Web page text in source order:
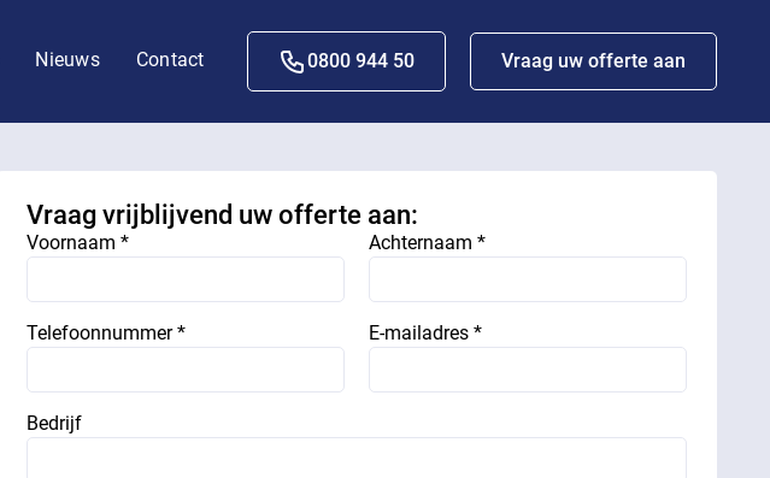
Nieuws Contact 0800 944 50 Vraag uw offerte aan
Vraag vrijblijvend uw offerte aan:
Voornaam * Achternaam *
Telefoonnummer * E-mailadres *
Bedrijf